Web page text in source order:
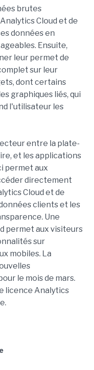
brutes
Cloud et de
données en
Ensuite,
leur permet de
sur leur
dont certains
graphiques liés, qui
l'utilisateur les
entre la plate-
et les applications
permet aux
directement
Cloud et de
clients et les
Une
permet aux visiteurs
sur
mobiles. La
le mois de mars.
licence Analytics